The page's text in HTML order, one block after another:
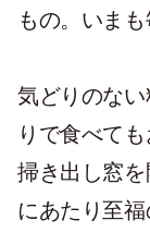
もの。いま
気どりのな
りで食べて
掃き出し窓
にあたり至福